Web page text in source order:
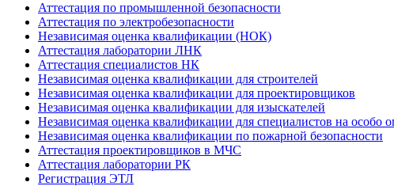
Аттестация по промышленной безопасности
Аттестация по электробезопасности
Независимая оценка квалификации (НОК)
Аттестация лаборатории ЛНК
Аттестация специалистов НК
Независимая оценка квалификации для строителей
Независимая оценка квалификации для проектировщиков
Независимая оценка квалификации для изыскателей
Независимая оценка квалификации для специалистов на особо
Независимая оценка квалификации по пожарной безопасности
Аттестация проектировщиков в МЧС
Аттестация лаборатории РК
Регистрация ЭТЛ